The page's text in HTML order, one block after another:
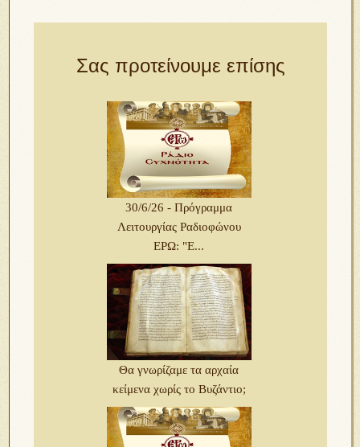
Σας προτείνουμε επίσης
30/6/26 - Πρόγραμμα
Λειτουργίας Ραδιοφώνου
ΕΡΩ: "Ε...
Θα γνωρίζαμε τα αρχαία
κείμενα χωρίς το Βυζάντιο;